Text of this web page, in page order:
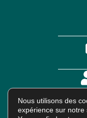
Nous utilisons des
expérience sur notre